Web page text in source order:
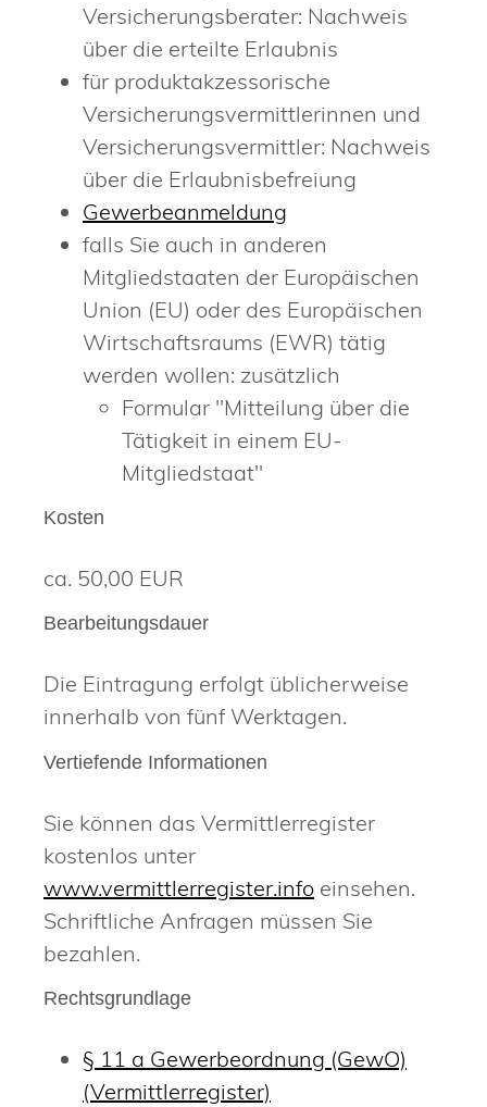
Versicherungsberater: Nachweis
über die erteilte Erlaubnis
für produktakzessorische
Versicherungsvermittlerinnen und
Versicherungsvermittler: Nachweis
über die Erlaubnisbefreiung
Gewerbeanmeldung
falls Sie auch in anderen
Mitgliedstaaten der Europäischen
Union (EU) oder des Europäischen
Wirtschaftsraums (EWR) tätig
werden wollen: zusätzlich
Formular "Mitteilung über die
Tätigkeit in einem EU-
Mitgliedstaat"
Kosten
ca. 50,00 EUR
Bearbeitungsdauer
Die Eintragung erfolgt üblicherweise
innerhalb von fünf Werktagen.
Vertiefende Informationen
Sie können das Vermittlerregister
kostenlos unter
www.vermittlerregister.info einsehen.
Schriftliche Anfragen müssen Sie
bezahlen.
Rechtsgrundlage
§ 11 a Gewerbeordnung (GewO)
(Vermittlerregister)